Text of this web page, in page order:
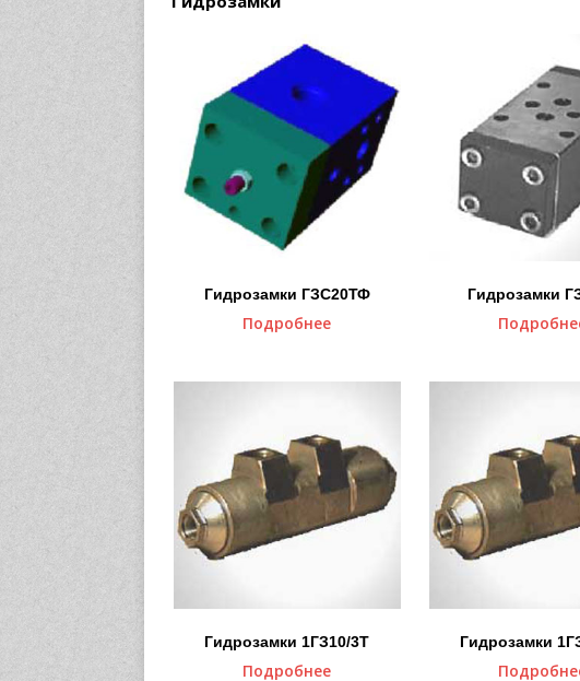
Гидрозамки ГЗС20ТФ
Подробнее
Гидрозамки
Гидрозамки 1ГЗ10/3Т
Подробнее
Гидрозамки